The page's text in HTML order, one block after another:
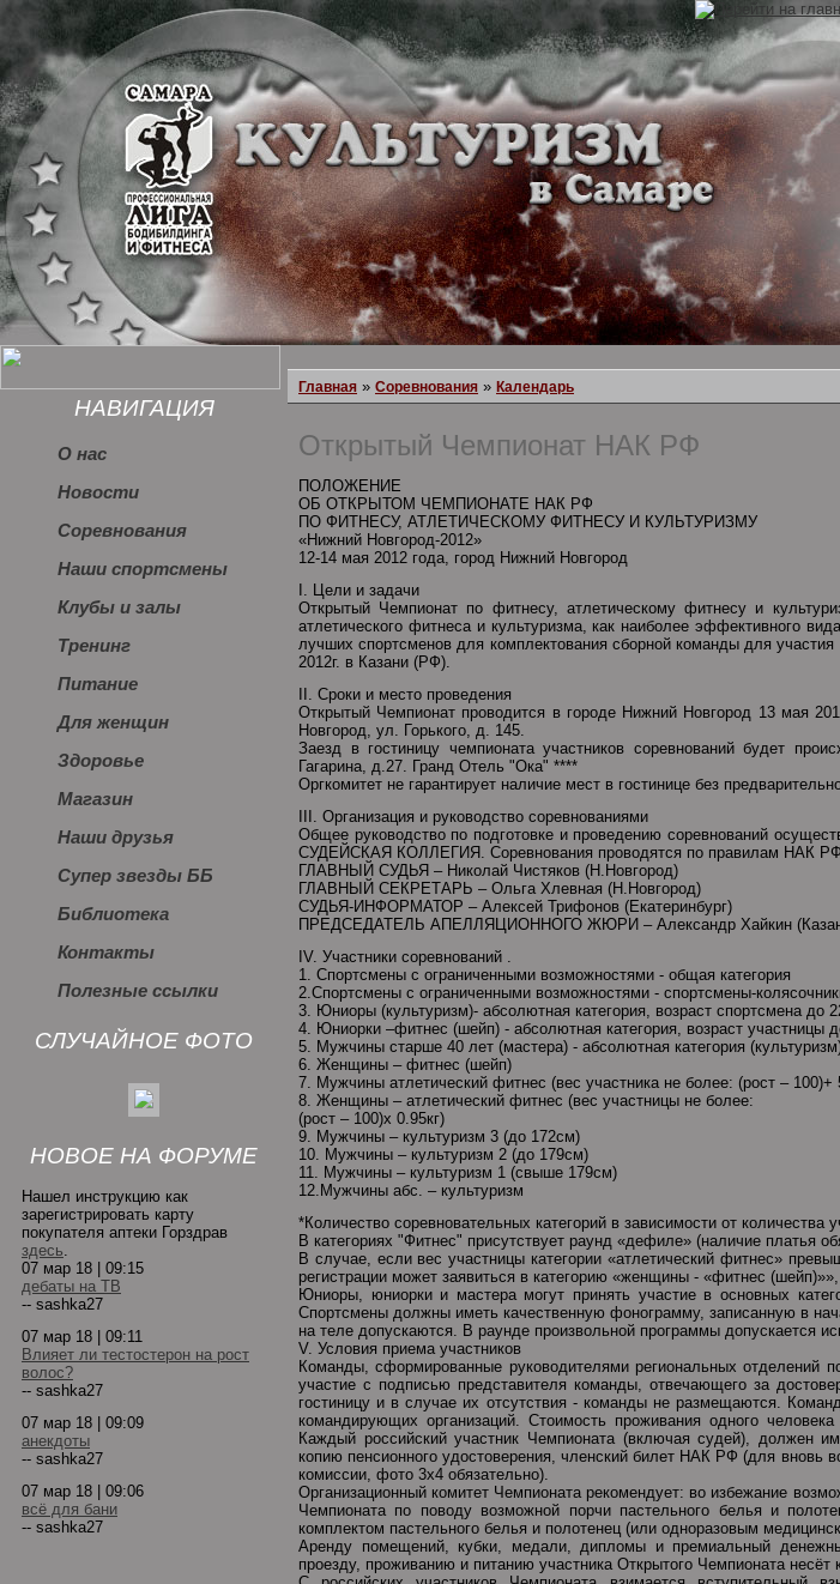
НАВИГАЦИЯ
О нас
Новости
Соревнования
Наши спортсмены
Клубы и залы
Тренинг
Питание
Для женщин
Здоровье
Магазин
Наши друзья
Супер звезды ББ
Библиотека
Контакты
Полезные ссылки
СЛУЧАЙНОЕ ФОТО
НОВОЕ НА ФОРУМЕ
Нашел инструкцию как
зарегистрировать карту
покупателя аптеки Горздрав
здесь.
07 мар 18 | 09:15
дебаты на ТВ
-- sashka27
07 мар 18 | 09:11
Влияет ли тестостерон на рост
волос?
-- sashka27
07 мар 18 | 09:09
анекдоты
-- sashka27
07 мар 18 | 09:06
всё для бани
-- sashka27
Главная » Соревнования » Календарь
Открытый Чемпионат НАК РФ
ПОЛОЖЕНИЕ
ОБ ОТКРЫТОМ ЧЕМПИОНАТЕ НАК РФ
ПО ФИТНЕСУ, АТЛЕТИЧЕСКОМУ ФИТНЕСУ И КУЛЬТУРИЗМУ
«Нижний Новгород-2012»
12-14 мая 2012 года, город Нижний Новгород
I. Цели и задачи
Открытый Чемпионат по фитнесу, атлетическому фитнесу и
атлетического фитнеса и культуризма, как наиболее эффективного
лучших спортсменов для комплектования сборной команды для
2012г. в Казани (РФ).
II. Сроки и место проведения
Открытый Чемпионат проводится в городе Нижний Новгород 13 мая
Новгород, ул. Горького, д. 145.
Заезд в гостиницу чемпионата участников соревнований будет
Гагарина, д.27. Гранд Отель "Ока" ****
Оргкомитет не гарантирует наличие мест в гостинице без
III. Организация и руководство соревнованиями
Общее руководство по подготовке и проведению соревнований
СУДЕЙСКАЯ КОЛЛЕГИЯ. Соревнования проводятся по правилам НАК
ГЛАВНЫЙ СУДЬЯ – Николай Чистяков (Н.Новгород)
ГЛАВНЫЙ СЕКРЕТАРЬ – Ольга Хлевная (Н.Новгород)
СУДЬЯ-ИНФОРМАТОР – Алексей Трифонов (Екатеринбург)
ПРЕДСЕДАТЕЛЬ АПЕЛЛЯЦИОННОГО ЖЮРИ – Александр Хайкин
IV. Участники соревнований .
1. Спортсмены с ограниченными возможностями - общая категория
2.Спортсмены с ограниченными возможностями - спортсмены-
3. Юниоры (культуризм)- абсолютная категория, возраст спортсмена до
4. Юниорки –фитнес (шейп) - абсолютная категория, возраст участницы
5. Мужчины старше 40 лет (мастера) - абсолютная категория
6. Женщины – фитнес (шейп)
7. Мужчины атлетический фитнес (вес участника не более: (рост – 100)+
8. Женщины – атлетический фитнес (вес участницы не более:
(рост – 100)х 0.95кг)
9. Мужчины – культуризм 3 (до 172см)
10. Мужчины – культуризм 2 (до 179см)
11. Мужчины – культуризм 1 (свыше 179см)
12.Мужчины абс. – культуризм
*Количество соревновательных категорий в зависимости от количества
В категориях "Фитнес" присутствует раунд «дефиле» (наличие платья
В случае, если вес участницы категории «атлетический фитнес»
регистрации может заявиться в категорию «женщины - «фитнес
Юниоры, юниорки и мастера могут принять участие в основных
Спортсмены должны иметь качественную фонограмму, записанную в
на теле допускаются. В раунде произвольной программы допускается
V. Условия приема участников
Команды, сформированные руководителями региональных отделений
участие с подписью представителя команды, отвечающего за
гостиницу и в случае их отсутствия - команды не размещаются.
командирующих организаций. Стоимость проживания одного
Каждый российский участник Чемпионата (включая судей), должен
копию пенсионного удостоверения, членский билет НАК РФ (для вновь
комиссии, фото 3х4 обязательно).
Организационный комитет Чемпионата рекомендует: во избежание
Чемпионата по поводу возможной порчи пастельного белья и
комплектом пастельного белья и полотенец (или одноразовым
Аренду помещений, кубки, медали, дипломы и премиальный
проезду, проживанию и питанию участника Открытого Чемпионата